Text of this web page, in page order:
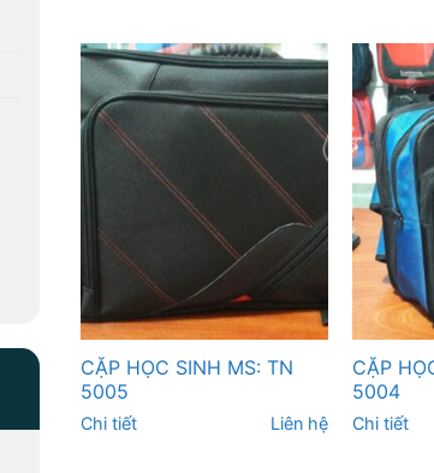
CẶP HỌC SINH MS: TN
5005
Chi tiết Liên hệ
CẶP
5004
Chi tiết